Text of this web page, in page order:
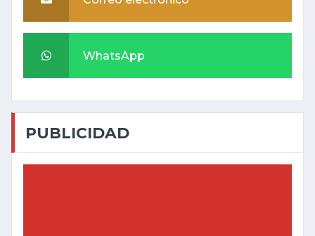
WhatsApp
PUBLICIDAD